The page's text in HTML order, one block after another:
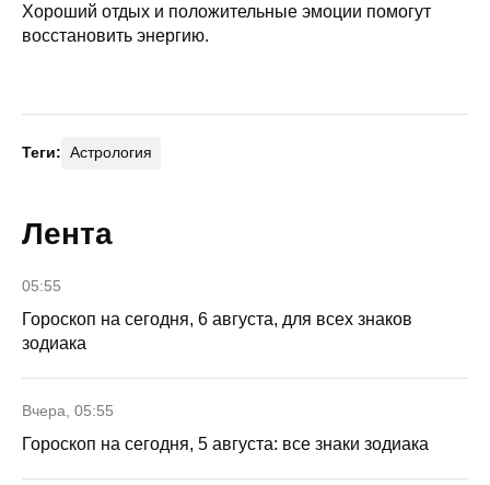
Хороший отдых и положительные эмоции помогут
восстановить энергию.
Теги: Астрология
Лента
05:55
Гороскоп на сегодня, 6 августа, для всех знаков
зодиака
Вчера, 05:55
Гороскоп на сегодня, 5 августа: все знаки зодиака